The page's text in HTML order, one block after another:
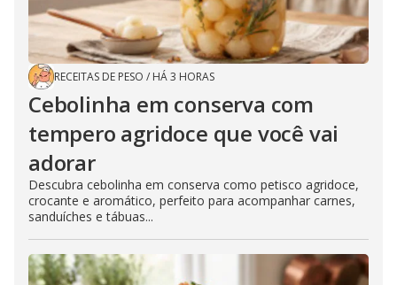
RECEITAS DE PESO / HÁ 3 HORAS
Cebolinha em conserva com
tempero agridoce que você vai
adorar
Descubra cebolinha em conserva como petisco agridoce,
crocante e aromático, perfeito para acompanhar carnes,
sanduíches e tábuas...